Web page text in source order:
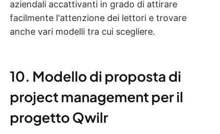
aziendali accattivanti in grado di attirare
facilmente l'attenzione dei lettori e trovare
anche vari modelli tra cui scegliere.
10. Modello di proposta di
project management per il
progetto Qwilr